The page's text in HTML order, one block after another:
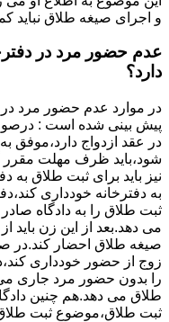
و اجرای صیغه طلاق نباید
عدم حضور مرد در
دارد؟
در موارد عدم حضور مرد در
پیش بینی شده است :
در عقد ازدواج
شود،باید ظرف مهلت مقرر
نیز باید برای ثبت طلاق به
به دفترخانه خودداری
ثبت طلاق را به دادگاه
می دهد.بعد از این زن باید
صیغه طلاق احضار کند.در
زوج از حضور خودداری
را بدون حضور مرد جاری
طلاق می دهد.هم چنین
ثبت طلاق،موضوع ثبت طلاق